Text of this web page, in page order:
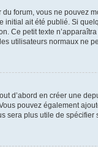
forum, vous ne pouvez
ait été publié. Si
Ce petit texte
utilisateurs normaux ne
d’abord en créer une
pouvez également
sera plus utile de